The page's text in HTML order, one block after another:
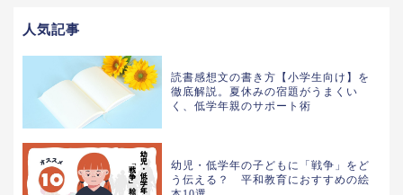
人気記事
読書感想文の書き方【小学生向け】を
徹底解説。夏休みの宿題がうまくい
く、低学年親のサポート術
幼児・低学年の子どもに「戦争」をど
う伝える？ 平和教育におすすめの絵